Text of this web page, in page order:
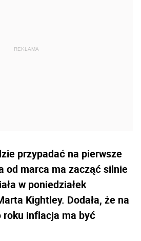
przypadać na pierwsze
od marca ma zacząć silnie
w poniedziałek
Kightley. Dodała, że na
roku inflacja ma być